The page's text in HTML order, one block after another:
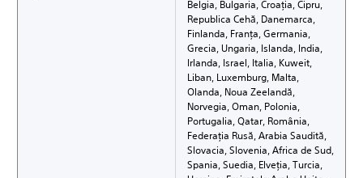
Belgia, Bulgaria, Croaţia, Cipru,
Republica Cehă, Danemarca,
Finlanda, Franţa, Germania,
Grecia, Ungaria, Islanda, India,
Irlanda, Israel, Italia, Kuweit,
Liban, Luxemburg, Malta,
Olanda, Noua Zeelandă,
Norvegia, Oman, Polonia,
Portugalia, Qatar, România,
Federaţia Rusă, Arabia Saudită,
Slovacia, Slovenia, Africa de Sud,
Spania, Suedia, Elveţia, Turcia,